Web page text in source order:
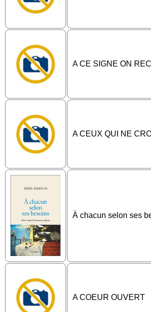
A CE SIGNE ON
A CEUX QUI NE
À chacun selon ses
A COEUR OUVERT